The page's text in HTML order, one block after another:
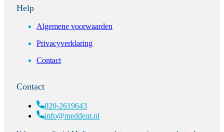
Help
Algemene voorwaarden
Privacyverklaring
Contact
Contact
020-2619643
info@meddent.nl